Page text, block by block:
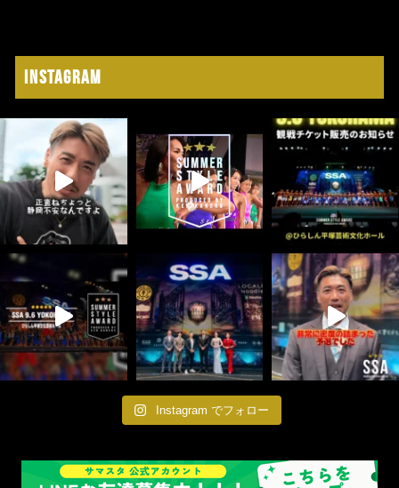
Instagram
Instagram でフォロー